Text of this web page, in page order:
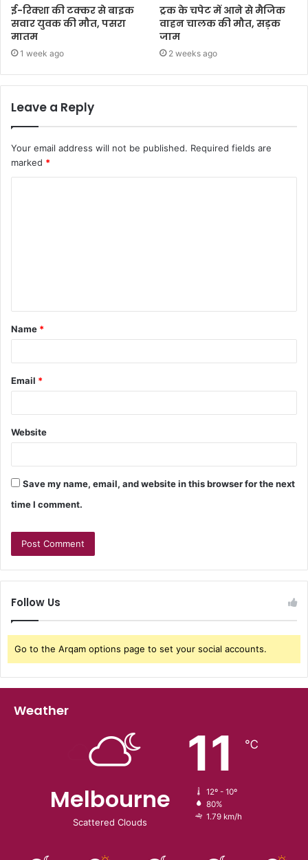
ई-रिक्शा की टक्कर से बाइक
सवार युवक की मौत, पसरा
मातम
1 week ago
ट्रक के चपेट में आने से मैजिक
वाहन चालक की मौत, सड़क
जाम
2 weeks ago
Leave a Reply
Your email address will not be published. Required fields are
marked *
Name *
Email *
Website
Save my name, email, and website in this browser for the next
time I comment.
Follow Us
Go to the Arqam options page to set your social accounts.
Weather
Melbourne
Scattered Clouds
11 ℃
12º - 10º
80%
1.79 km/h